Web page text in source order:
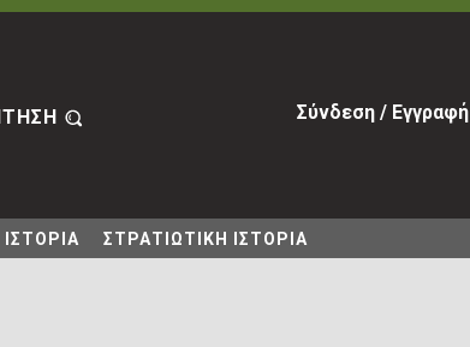
Σύνδεση / Εγγραφή
ΣΤΡΑΤΙΩΤΙΚΗ ΙΣΤΟΡΙΑ